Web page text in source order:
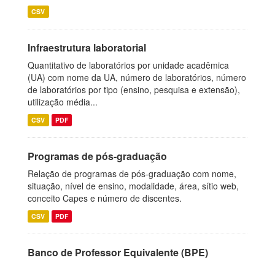
CSV
Infraestrutura laboratorial
Quantitativo de laboratórios por unidade acadêmica
(UA) com nome da UA, número de laboratórios, número
de laboratórios por tipo (ensino, pesquisa e extensão),
utilização média...
CSV PDF
Programas de pós-graduação
Relação de programas de pós-graduação com nome,
situação, nível de ensino, modalidade, área, sítio web,
conceito Capes e número de discentes.
CSV PDF
Banco de Professor Equivalente (BPE)